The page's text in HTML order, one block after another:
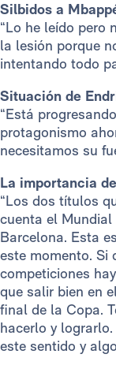
Silbidos a
“Lo he leído pero
la lesión porque
intentando todo
Situación de
“Está
protagonismo
necesitamos su
La importancia
“Los dos títulos
cuenta el
Barcelona. Esta
este momento. Si
competiciones
que salir bien en
final de la Copa.
hacerlo y
este sentido y